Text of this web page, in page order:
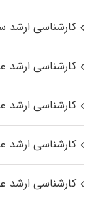
کارشناسی ارشد
کارشناسی ارشد
کارشناسی ارشد
کارشناسی ارشد
کارشناسی ارشد